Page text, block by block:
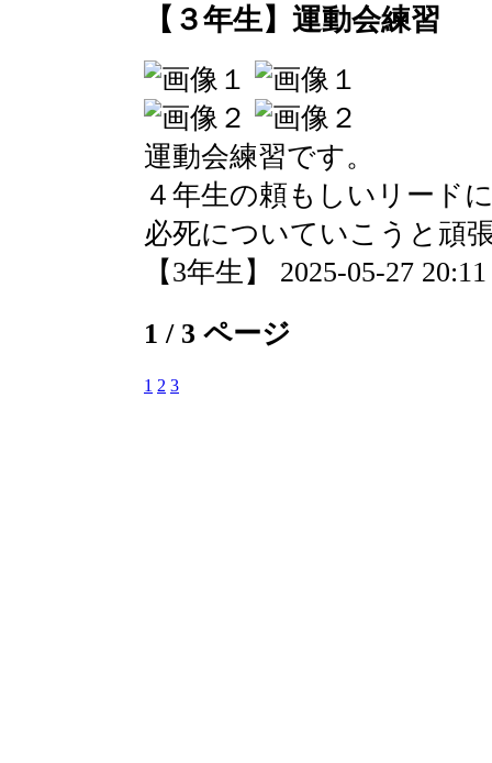
【３年生】運動会練習
運動会練習です。
４年生の頼もしいリード
必死についていこうと頑
【3年生】 2025-05-27
1 / 3 ページ
1 2 3